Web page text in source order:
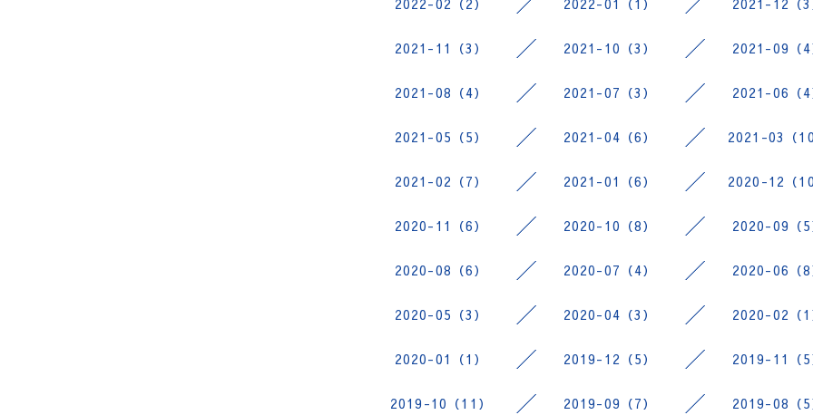
2022-02（2） 2022-01（1） 2021-12（3
2021-11（3） 2021-10（3） 2021-09（4
2021-08（4） 2021-07（3） 2021-06（4
2021-05（5） 2021-04（6） 2021-03（10
2021-02（7） 2021-01（6） 2020-12（10
2020-11（6） 2020-10（8） 2020-09（5
2020-08（6） 2020-07（4） 2020-06（8
2020-05（3） 2020-04（3） 2020-02（1
2020-01（1） 2019-12（5） 2019-11（5
2019-10（11） 2019-09（7） 2019-08（5